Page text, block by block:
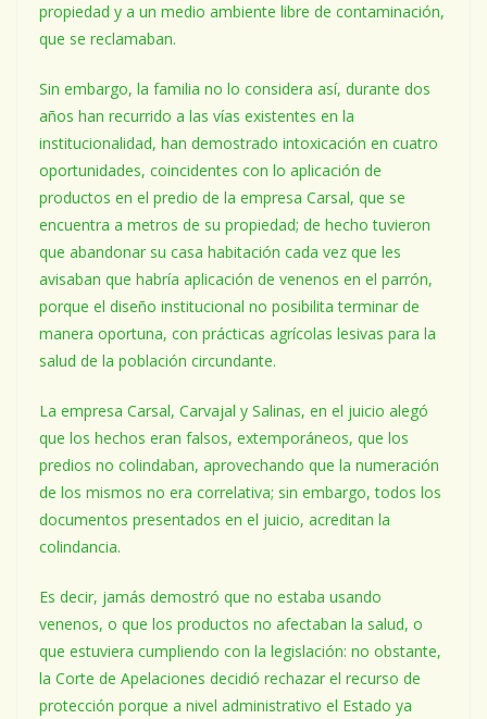
propiedad y a un medio ambiente libre de contaminación,
que se reclamaban.
Sin embargo, la familia no lo considera así, durante dos
años han recurrido a las vías existentes en la
institucionalidad, han demostrado intoxicación en cuatro
oportunidades, coincidentes con lo aplicación de
productos en el predio de la empresa Carsal, que se
encuentra a metros de su propiedad; de hecho tuvieron
que abandonar su casa habitación cada vez que les
avisaban que habría aplicación de venenos en el parrón,
porque el diseño institucional no posibilita terminar de
manera oportuna, con prácticas agrícolas lesivas para la
salud de la población circundante.
La empresa Carsal, Carvajal y Salinas, en el juicio alegó
que los hechos eran falsos, extemporáneos, que los
predios no colindaban, aprovechando que la numeración
de los mismos no era correlativa; sin embargo, todos los
documentos presentados en el juicio, acreditan la
colindancia.
Es decir, jamás demostró que no estaba usando
venenos, o que los productos no afectaban la salud, o
que estuviera cumpliendo con la legislación: no obstante,
la Corte de Apelaciones decidió rechazar el recurso de
protección porque a nivel administrativo el Estado ya